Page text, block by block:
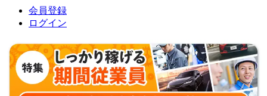
会員登録
ログイン